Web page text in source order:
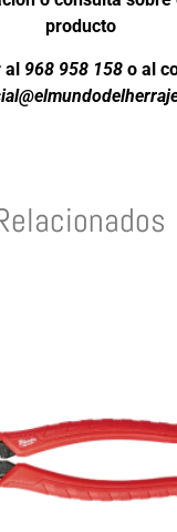
producto
al 968 958 158o al